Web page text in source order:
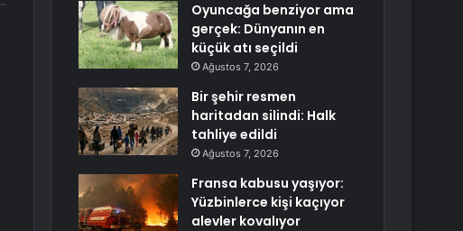
Oyuncağa benziyor ama
gerçek: Dünyanın en
küçük atı seçildi
Ağustos 7, 2026
Bir şehir resmen
haritadan silindi: Halk
tahliye edildi
Ağustos 7, 2026
Fransa kabusu yaşıyor:
Yüzbinlerce kişi kaçıyor
alevler kovalıyor